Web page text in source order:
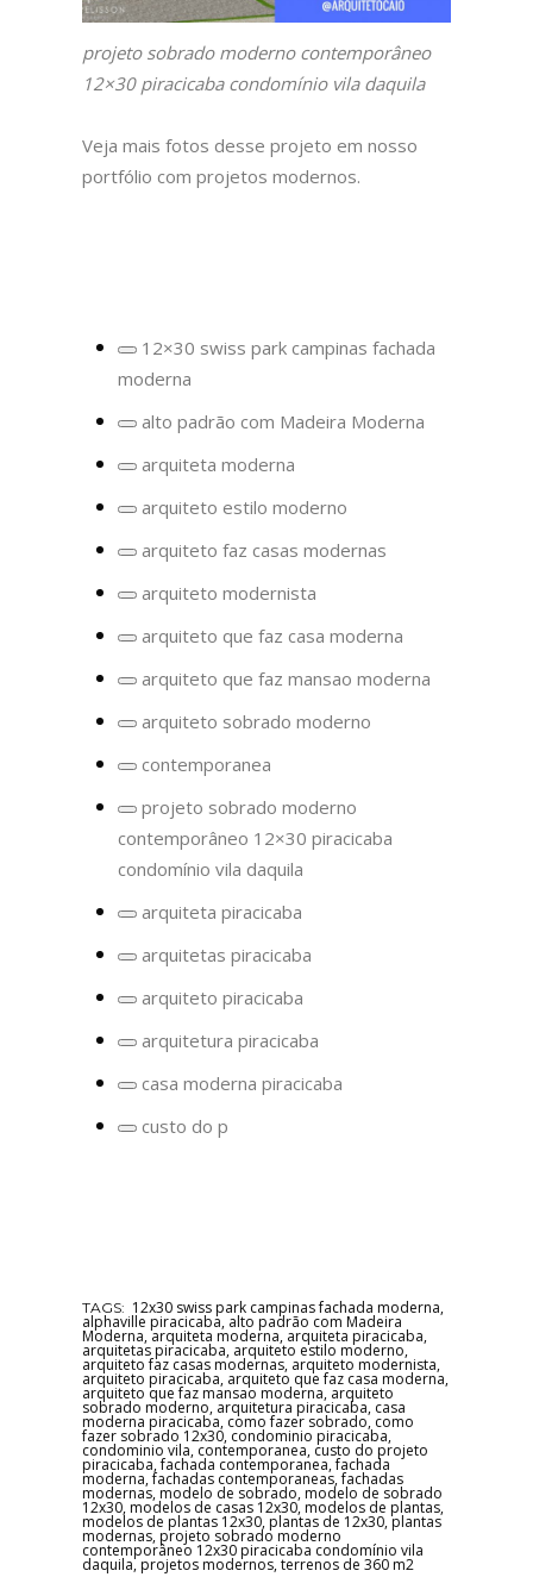
projeto sobrado moderno contemporâneo
12×30 piracicaba condomínio vila daquila
Veja mais fotos desse projeto em nosso
portfólio com projetos modernos.
Remover
termo:
swiss
park
fachada
12×30 swiss park campinas fachada
moderna
Remover
alto
com
Moderna
alto padrão com Madeira Moderna
Remover
arquiteta
arquiteta moderna
Remover
arquiteto
moderno
arquiteto estilo moderno
Remover
arquiteto
casas
arquiteto faz casas modernas
Remover
arquiteto
arquiteto modernista
Remover
arquiteto
faz
moderna
arquiteto que faz casa moderna
Remover
arquiteto
faz
moderna
arquiteto que faz mansao moderna
Remover
arquiteto
moderno
arquiteto sobrado moderno
Remover
contemporanea
contemporanea
Remover
termo:
sobrado
contemporâneo
piracicaba
condomínio
daquila
projeto sobrado moderno
contemporâneo 12×30 piracicaba
condomínio vila daquila
Remover
arquiteta
arquiteta piracicaba
Remover
arquitetas
arquitetas piracicaba
Remover
arquiteto
arquiteto piracicaba
Remover
arquitetura
arquitetura piracicaba
Remover
casa
casa moderna piracicaba
Remover
custo do p
TAGS: 12x30 swiss park campinas fachada moderna,
alphaville piracicaba, alto padrão com Madeira
Moderna,arquiteta moderna, arquiteta piracicaba,
arquitetas piracicaba, arquiteto estilo moderno,
arquiteto faz casas modernas, arquiteto modernista,
arquiteto piracicaba, arquiteto que faz casa moderna,
arquiteto que faz mansao moderna, arquiteto
sobrado moderno, arquitetura piracicaba, casa
moderna piracicaba, como fazer sobrado, como
fazer sobrado 12x30, condominio piracicaba,
condominio vila, contemporanea, custo do projeto
piracicaba,fachada contemporanea,fachada
moderna,fachadas contemporaneas,fachadas
modernas, modelo de sobrado, modelo de sobrado
12x30, modelos de casas 12x30, modelos de plantas,
modelos de plantas 12x30, plantas de 12x30,plantas
modernas, projeto sobrado moderno
contemporâneo 12x30 piracicaba condomínio vila
daquila, projetos modernos,terrenos de 360 m2